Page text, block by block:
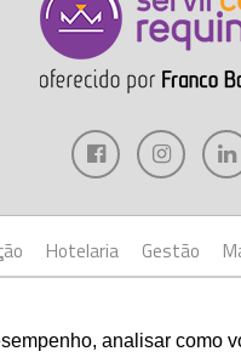
analisar como
Hotelaria Gestão